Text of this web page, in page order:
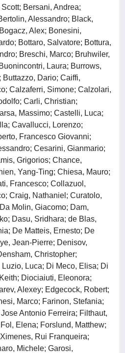
Bersani, Andrea;
Alessandro; Black,
Alex; Bonesini,
Bottaro, Salvatore; Bottura,
Breschi, Marco; Bruhwiler,
Laura; Burrows,
Buttazzo, Dario; Caiffi,
Calzaferri, Simone; Calzolari,
Carli, Christian;
Massimo; Castelli, Luca;
Cavallucci, Lorenzo;
Francesco Giovanni;
Cesarini, Gianmario;
Grigorios; Chance,
Yang-Ting; Chiesa, Mauro;
Francesco; Collazuol,
Craig, Nathaniel; Curatolo,
Molin, Giacomo; Dam,
Dasu, Sridhara; de Blas,
De Matteis, Ernesto; De
Jean-Pierre; Denisov,
Christopher;
Luca; Di Meco, Elisa; Di
Diociaiuti, Eleonora;
Alexey; Edgecock, Robert;
Marco; Farinon, Stefania;
Antonio Ferreira; Filthaut,
Elena; Forslund, Matthew;
Rui Franqueira;
Michele; Garosi,